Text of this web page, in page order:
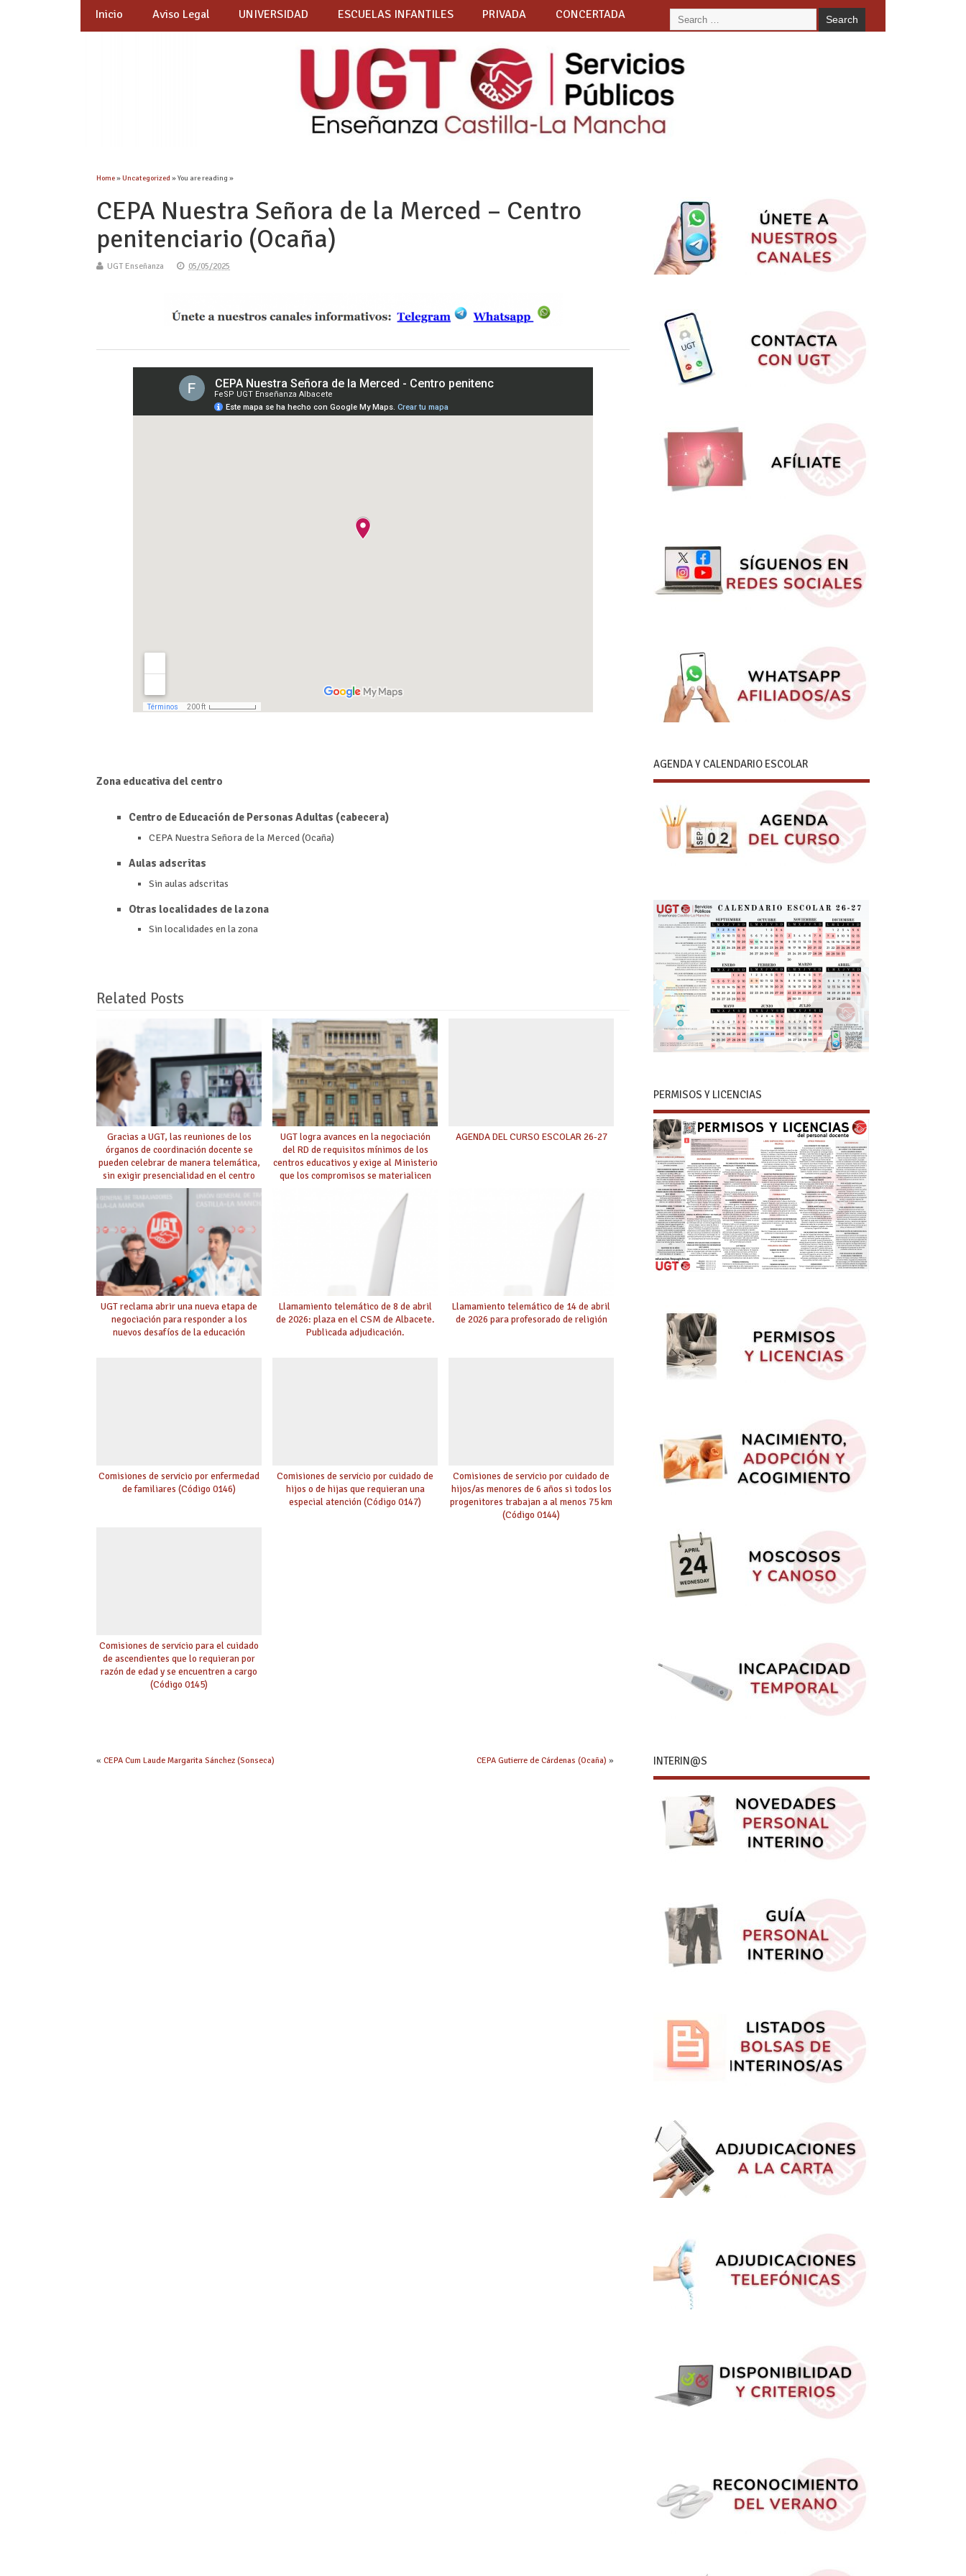
Inicio Aviso Legal UNIVERSIDAD ESCUELAS INFANTILES PRIVADA CONCERTADA
Home»Uncategorized » You are reading »
CEPA Nuestra Señora de la Merced – Centro
penitenciario (Ocaña)
UGT Enseñanza 05/05/2025
Zona educativa del centro
Centro de Educación de Personas Adultas (cabecera)
CEPA Nuestra Señora de la Merced (Ocaña)
Aulas adscritas
Sin aulas adscritas
Otras localidades de la zona
Sin localidades en la zona
Related Posts
Gracias a UGT, las reuniones de los
órganos de coordinación docente se
pueden celebrar de manera telemática,
sin exigir presencialidad en el centro
UGT logra avances en la negociación
del RD de requisitos mínimos de los
centros educativos y exige al Ministerio
que los compromisos se materialicen
AGENDA DEL CURSO ESCOLAR 26-27
UGT reclama abrir una nueva etapa de
negociación para responder a los
nuevos desafíos de la educación
Llamamiento telemático de 8 de abril
de 2026: plaza en el CSM de Albacete.
Publicada adjudicación.
Llamamiento telemático de 14 de abril
de 2026 para profesorado de religión
Comisiones de servicio por enfermedad
de familiares (Código 0146)
Comisiones de servicio por cuidado de
hijos o de hijas que requieran una
especial atención (Código 0147)
Comisiones de servicio por cuidado de
hijos/as menores de 6 años si todos los
progenitores trabajan a al menos 75 km
(Código 0144)
Comisiones de servicio para el cuidado
de ascendientes que lo requieran por
razón de edad y se encuentren a cargo
(Código 0145)
«CEPA Cum Laude Margarita Sánchez (Sonseca) CEPA Gutierre de Cárdenas (Ocaña) »
AGENDA Y CALENDARIO ESCOLAR
PERMISOS Y LICENCIAS
INTERIN@S